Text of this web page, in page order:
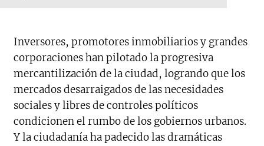
Inversores, promotores inmobiliarios y grandes
corporaciones han pilotado la progresiva
mercantilización de la ciudad, logrando que los
mercados desarraigados de las necesidades
sociales y libres de controles políticos
condicionen el rumbo de los gobiernos urbanos.
Y la ciudadanía ha padecido las dramáticas